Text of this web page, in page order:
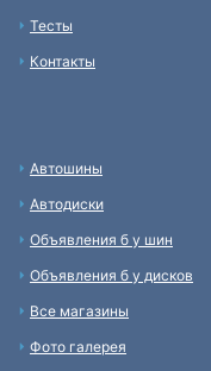
Тесты
Контакты
Автошины
Автодиски
Объявления б у шин
Объявления б у дисков
Все магазины
Фото галерея